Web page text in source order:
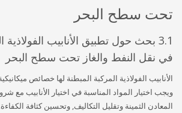
تحت سطح البحر
3.1 بحث حول تطبيق الأنابيب الفولاذية
في نقل النفط والغاز تحت سطح البحر
الأنابيب الفولاذية المركبة المبطنة لها خصائص
ويجب اختيار المواد المناسبة في اختيار الأنابيب مع
المعادن الثمينة وتقليل التكاليف, وتحسين كثافة